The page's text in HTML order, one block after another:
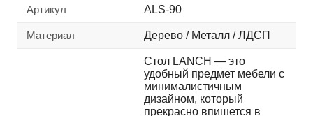
Артикул ALS-90
Материал Дерево / Металл / ЛДСП
Стол LANCH — это
удобный предмет мебели с
минималистичным
дизайном, который
прекрасно впишется в